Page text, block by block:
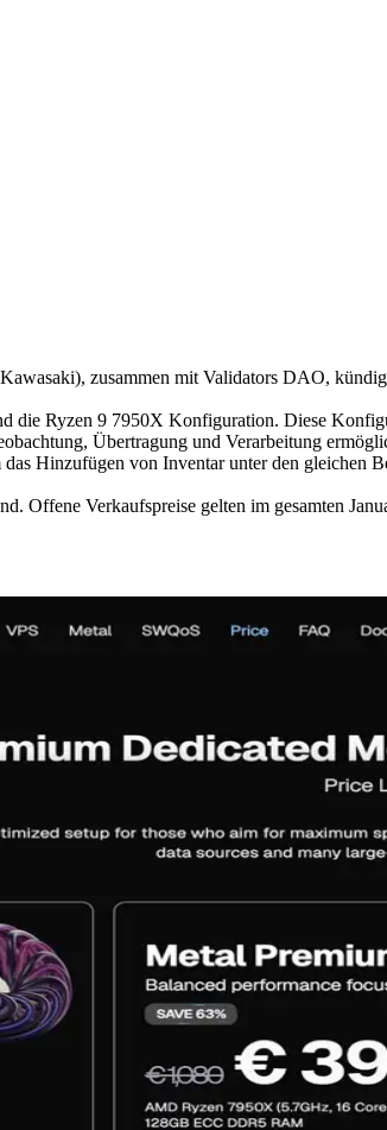
zusammen mit Validators DAO,
Ryzen 9 7950X Konfiguration. Diese
Übertragung und Verarbeitung
Hinzufügen von Inventar unter den
Offene Verkaufspreise gelten im gesamten